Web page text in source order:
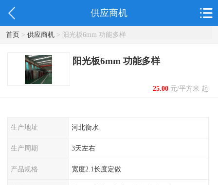
供应商机
首页> 供应商机> 阳光板6mm 功能多样
阳光板6mm 功能多样
25.00元/平方米 起
生产地址 河北衡水
生产周期 3天左右
产品规格 宽度2.1长度定做